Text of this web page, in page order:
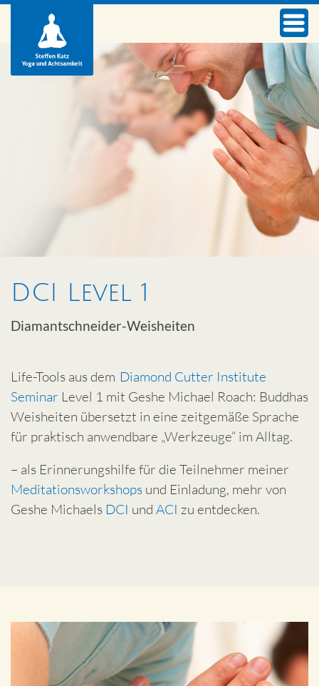
DCI Level 1
Diamantschneider-Weisheiten
Life-Tools aus dem Diamond Cutter Institute
Seminar Level 1 mit Geshe Michael Roach: Buddhas
Weisheiten übersetzt in eine zeitgemäße Sprache
für praktisch anwendbare „Werkzeuge“ im Alltag.
– als Erinnerungshilfe für die Teilnehmer meiner
Meditationsworkshops und Einladung, mehr von
Geshe Michaels DCI und ACI zu entdecken.